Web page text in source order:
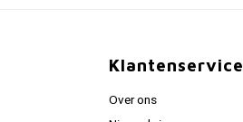
Klantenservice
Over ons